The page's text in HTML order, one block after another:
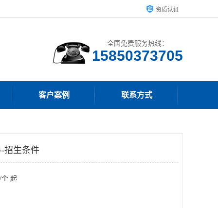
资质认证
全国免费服务热线：
15850373705
客户案例 联系方式
招生条件
起